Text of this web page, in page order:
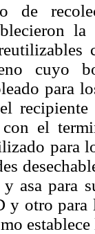
de
cuyo
para
recipiente
el
para
asa para
y otro